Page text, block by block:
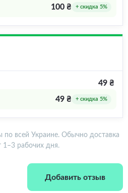
100 ₴ + скидка 5%
49 ₴
49 ₴ + скидка 5%
по всей Украине. Обычно доставка
1–3 рабочих дня.
Добавить отзыв